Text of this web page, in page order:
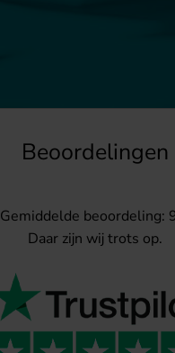
Beoordelingen
Gemiddelde beoordeling:
Daar zijn wij trots op.